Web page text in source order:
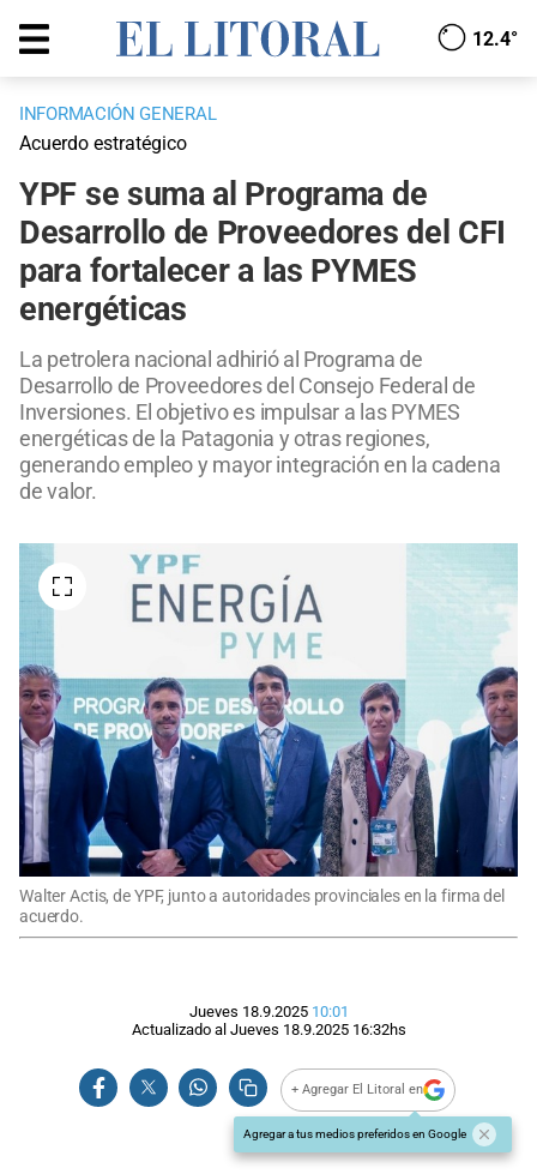
12.4°
INFORMACIÓN GENERAL
Acuerdo estratégico
YPF se suma al Programa de
Desarrollo de Proveedores del CFI
para fortalecer a las PYMES
energéticas
La petrolera nacional adhirió al Programa de
Desarrollo de Proveedores del Consejo Federal de
Inversiones. El objetivo es impulsar a las PYMES
energéticas de la Patagonia y otras regiones,
generando empleo y mayor integración en la cadena
de valor.
Walter Actis, de YPF, junto a autoridades provinciales en la firma del
acuerdo.
Jueves 18.9.2025 10:01
Actualizado al Jueves 18.9.2025 16:32hs
+ Agregar El Litoral en
Agregar a tus medios preferidos en Google